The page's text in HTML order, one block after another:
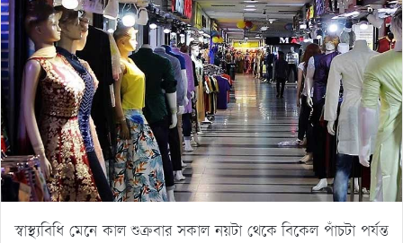
স্বাস্থ্যবিধি মেনে কাল শুক্রবার সকাল নয়টা থেকে বিকেল পাঁচটা পর্যন্ত